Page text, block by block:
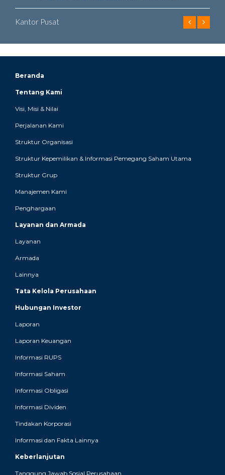
Kantor Pusat
Beranda
Tentang Kami
Visi, Misi & Nilai
Perjalanan Kami
Struktur Organisasi
Struktur Kepemilikan & Informasi Pemegang Saham Utama
Struktur Grup
Manajemen Kami
Penghargaan
Layanan dan Armada
Layanan
Armada
Lainnya
Tata Kelola Perusahaan
Hubungan Investor
Laporan
Laporan Keuangan
Informasi RUPS
Informasi Saham
Informasi Obligasi
Informasi Dividen
Tindakan Korporasi
Informasi dan Fakta Lainnya
Keberlanjutan
Tanggung Jawab Sosial Perusahaan